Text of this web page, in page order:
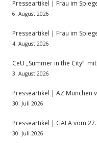
Presseartikel | Frau im
6. August 2026
Presseartikel | Frau im
4. August 2026
CeU „Summer in the City“
3. August 2026
Presseartikel | AZ München
30. Juli 2026
Presseartikel | GALA vom
30. Juli 2026